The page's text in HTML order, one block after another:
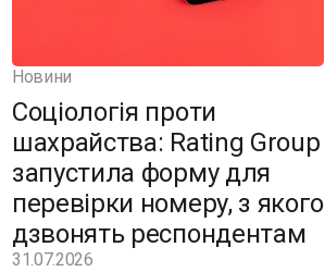
Новини
Соціологія проти
шахрайства: Rating Group
запустила форму для
перевірки номеру, з якого
дзвонять респондентам
31.07.2026